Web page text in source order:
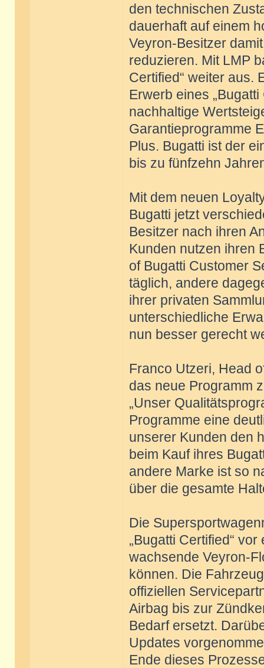
den technischen
dauerhaft auf einem
Veyron-Besitzer
reduzieren. Mit LMP
Certified“ weiter aus.
Erwerb eines
nachhaltige
Garantieprogramme
Plus. Bugatti ist der
bis zu fünfzehn
Mit dem neuen
Bugatti jetzt
Besitzer nach ihren
Kunden nutzen ihren
of Bugatti Customer
täglich, andere
ihrer privaten
unterschiedliche
nun besser gerecht
Franco Utzeri, Head
das neue Programm
„Unser
Programme eine
unserer Kunden den
beim Kauf ihres
andere Marke ist so
über die gesamte
Die
„Bugatti Certified“
wachsende Veyron-
können. Die
offiziellen
Airbag bis zur
Bedarf ersetzt.
Updates
Ende dieses